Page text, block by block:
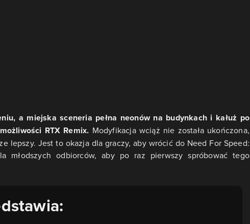
a miejska sceneria pełna neonów na budynkach i kałuż po
RTX Remix. Modyfikacja wciąż nie została ukończona,
lepszy. Jest to okazja dla graczy, aby wrócić do Need For Speed:
młodszych odbiorców, aby po raz pierwszy spróbować tego